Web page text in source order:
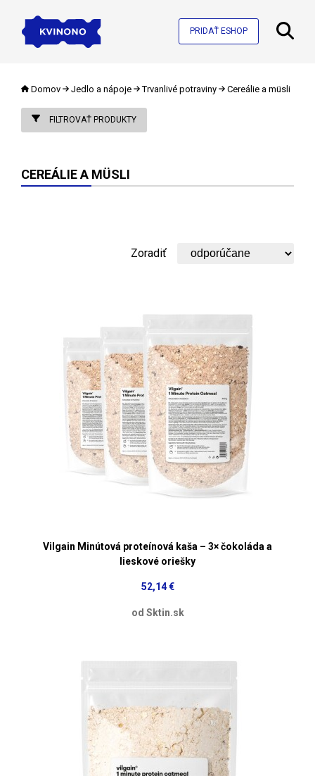
PRIDAŤ ESHOP
Domov Jedlo a nápoje Trvanlivé potraviny Cereálie a müsli
FILTROVAŤ PRODUKTY
CEREÁLIE A MÜSLI
Zoradiť
Vilgain Minútová proteínová kaša – 3× čokoláda a
lieskové oriešky
52,14 €
od Sktin.sk